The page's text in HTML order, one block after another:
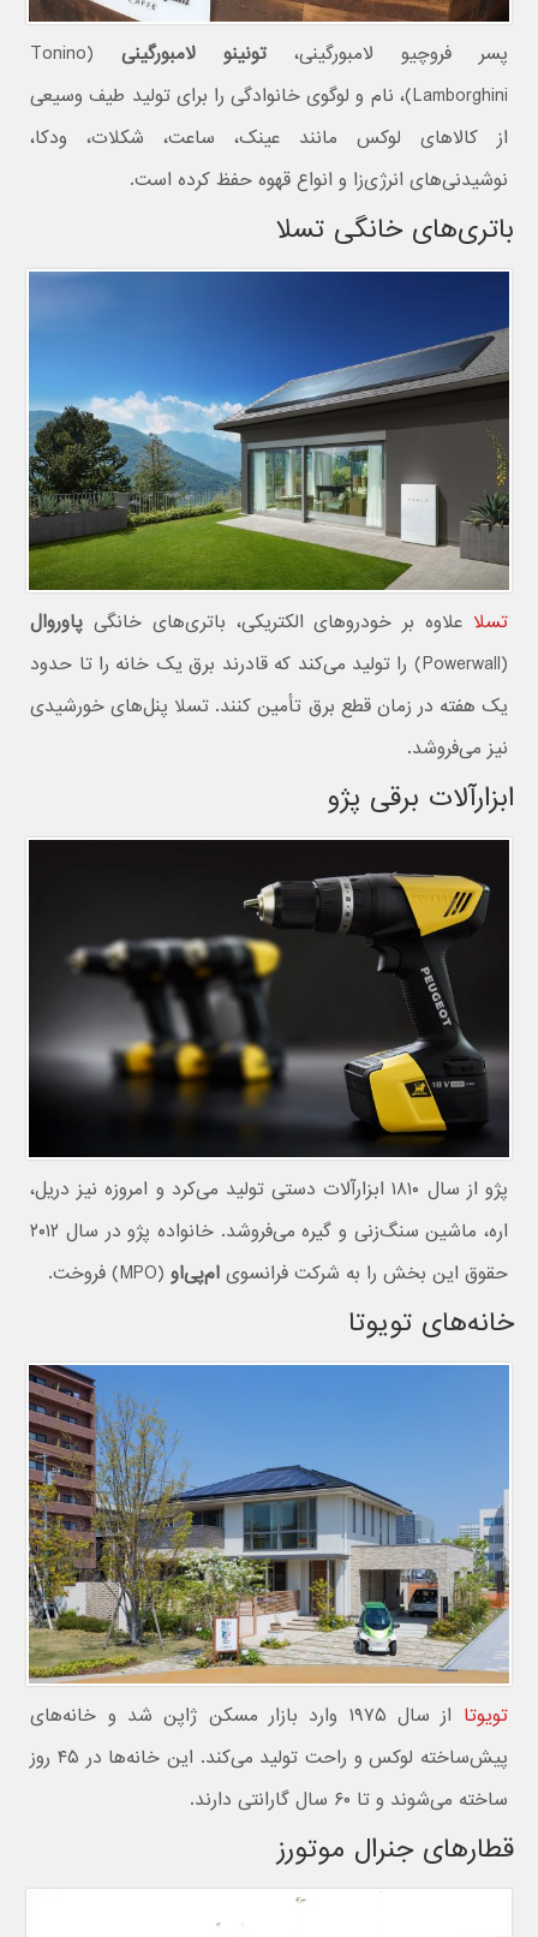
پسر فروچیو لامبورگینی، تونینو لامبورگینی
(Tonino
Lamborghini)، نام و لوگوی خانوادگی را برای تولید طیف وسیعی
از کالاهای لوکس مانند عینک، ساعت، شکلات، ودکا،
نوشیدنی‌های انرژی‌زا و انواع قهوه حفظ کرده است.
باتری‌های خانگی تسلا
تسلا علاوه بر خودروهای الکتریکی، باتری‌های خانگی پاوروال
(Powerwall) را تولید می‌کند که قادرند برق یک خانه را تا حدود
یک هفته در زمان قطع برق تأمین کنند. تسلا پنل‌های خورشیدی
نیز می‌فروشد.
ابزارآلات برقی پژو
پژو از سال ۱۸۱۰ ابزارآلات دستی تولید می‌کرد و امروزه نیز دریل،
اره، ماشین سنگ‌زنی و گیره می‌فروشد. خانواده پژو در سال ۲۰۱۲
حقوق این بخش را به شرکت فرانسویام‌پی‌او (MPO) فروخت.
خانه‌های تویوتا
تویوتا
از سال ۱۹۷۵ وارد بازار مسکن ژاپن شد و خانه‌های
پیش‌ساخته لوکس و راحت تولید می‌کند. این خانه‌ها در ۴۵ روز
ساخته می‌شوند و تا ۶۰ سال گارانتی دارند.
قطارهای جنرال موتورز